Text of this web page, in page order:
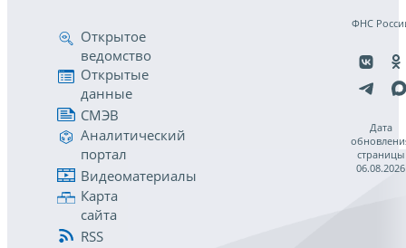
Открытое
ведомство
Открытые
данные
СМЭВ
Аналитический
портал
Видеоматериалы
Карта
сайта
RSS
ФНС
Дата
страницы
06.08.2026